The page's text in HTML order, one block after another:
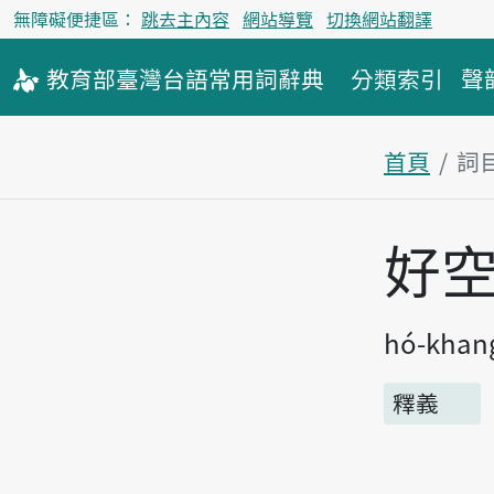
無障礙便捷區： 跳去主內容 網站導覽 切換網站翻譯
教育部臺灣台語常用詞辭典 分類索引 聲
首頁 詞
主內容區
好
hó-
釋義